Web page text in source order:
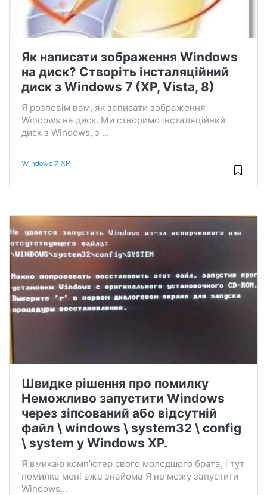
Як написати зображення Windows
на диск? Створіть інсталяційний
диск з Windows 7 (XP, Vista, 8)
Я розповім вам, як записати зображення
Windows на диск. Ми створимо інсталяційний
диск з Windows, з ...
Windows 7, XP
Швидке рішення про помилку
Неможливо запустити Windows
через зіпсований або відсутній
файл \ windows \ system32 \ config
\ system у Windows XP.
Я вмикаю комп’ютер свого молодшого брата, і тут
помилка мені вже знайома Я не можу запустити
Windows...